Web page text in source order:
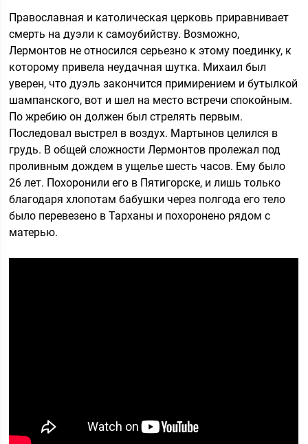
Православная и католическая церковь приравнивает
смерть на дуэли к самоубийству. Возможно,
Лермонтов не относился серьезно к этому поединку, к
которому привела неудачная шутка. Михаил был
уверен, что дуэль закончится примирением и бутылкой
шампанского, вот и шел на место встречи спокойным.
По жребию он должен был стрелять первым.
Последовал выстрел в воздух. Мартынов целился в
грудь. В общей сложности Лермонтов пролежал под
проливным дождем в ущелье шесть часов. Ему было
26 лет. Похоронили его в Пятигорске, и лишь только
благодаря хлопотам бабушки через полгода его тело
было перевезено в Тарханы и похоронено рядом с
матерью.